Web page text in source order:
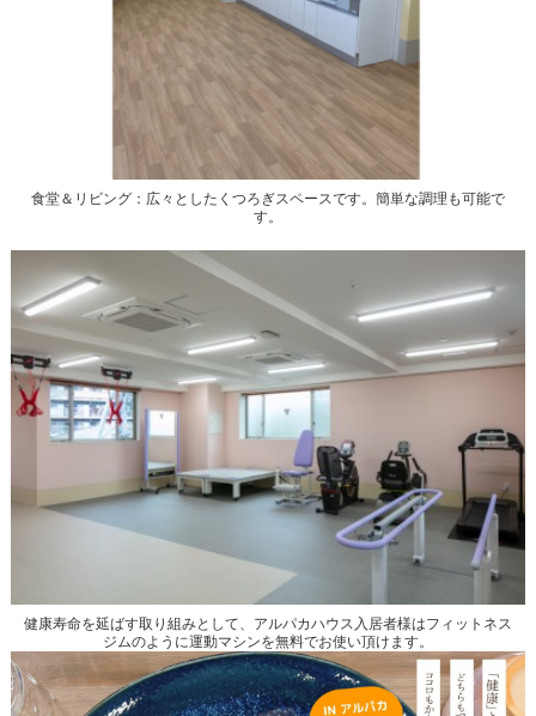
食堂＆リビング：広々としたくつろぎスペースです。簡単な調理も可能で
す。
健康寿命を延ばす取り組みとして、アルパカハウス入居者様はフィットネス
ジムのように運動マシンを無料でお使い頂けます。